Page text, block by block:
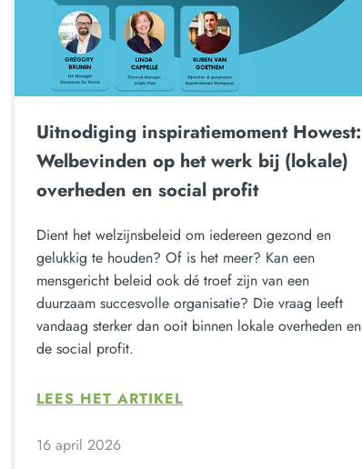
Uitnodiging inspiratiemoment Howest:
Welbevinden op het werk bij (lokale)
overheden en social profit
Dient het welzijnsbeleid om iedereen gezond en
gelukkig te houden? Of is het meer? Kan een
mensgericht beleid ook dé troef zijn van een
duurzaam succesvolle organisatie? Die vraag leeft
vandaag sterker dan ooit binnen lokale overheden en
de social profit.
LEES HET ARTIKEL
16 april 2026